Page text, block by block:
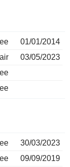
01/01/2014
03/05/2023
30/03/2023
09/09/2019